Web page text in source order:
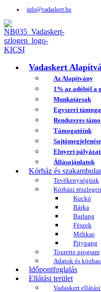
info@vadaskert.hu
Vadaskert
Az Alapítvány
1% az adóból a
Munkatársak
Egyszeri
Rendszeres
Támogatóink
Elnyert
Állásajánlatok
Kórház és
Tevékenységünk
Kórházi
Kuckó
Bárka
Barlang
Fészek
Méhkas
Pitypang
Tourette program
Adatok és
Időpontfoglalás
Ellátási terület
Vadaskert